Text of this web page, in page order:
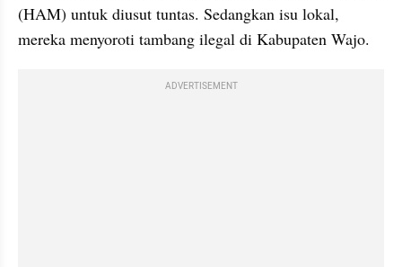
(HAM) untuk diusut tuntas. Sedangkan isu lokal,
mereka menyoroti tambang ilegal di Kabupaten Wajo.
ADVERTISEMENT